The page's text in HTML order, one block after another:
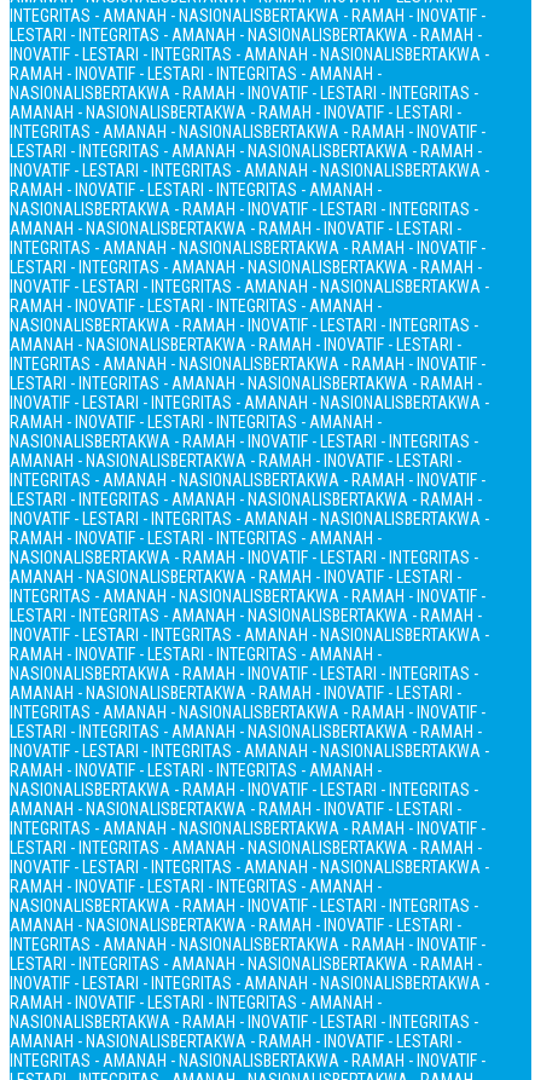
INTEGRITAS - AMANAH - NASIONALISBERTAKWA - RAMAH - INOVATIF -
LESTARI - INTEGRITAS - AMANAH - NASIONALISBERTAKWA - RAMAH -
INOVATIF - LESTARI - INTEGRITAS - AMANAH - NASIONALISBERTAKWA -
RAMAH - INOVATIF - LESTARI - INTEGRITAS - AMANAH -
NASIONALISBERTAKWA - RAMAH - INOVATIF - LESTARI - INTEGRITAS -
AMANAH - NASIONALISBERTAKWA - RAMAH - INOVATIF - LESTARI -
INTEGRITAS - AMANAH - NASIONALISBERTAKWA - RAMAH - INOVATIF -
LESTARI - INTEGRITAS - AMANAH - NASIONALISBERTAKWA - RAMAH -
INOVATIF - LESTARI - INTEGRITAS - AMANAH - NASIONALISBERTAKWA -
RAMAH - INOVATIF - LESTARI - INTEGRITAS - AMANAH -
NASIONALISBERTAKWA - RAMAH - INOVATIF - LESTARI - INTEGRITAS -
AMANAH - NASIONALISBERTAKWA - RAMAH - INOVATIF - LESTARI -
INTEGRITAS - AMANAH - NASIONALISBERTAKWA - RAMAH - INOVATIF -
LESTARI - INTEGRITAS - AMANAH - NASIONALISBERTAKWA - RAMAH -
INOVATIF - LESTARI - INTEGRITAS - AMANAH - NASIONALISBERTAKWA -
RAMAH - INOVATIF - LESTARI - INTEGRITAS - AMANAH -
NASIONALISBERTAKWA - RAMAH - INOVATIF - LESTARI - INTEGRITAS -
AMANAH - NASIONALISBERTAKWA - RAMAH - INOVATIF - LESTARI -
INTEGRITAS - AMANAH - NASIONALISBERTAKWA - RAMAH - INOVATIF -
LESTARI - INTEGRITAS - AMANAH - NASIONALISBERTAKWA - RAMAH -
INOVATIF - LESTARI - INTEGRITAS - AMANAH - NASIONALISBERTAKWA -
RAMAH - INOVATIF - LESTARI - INTEGRITAS - AMANAH -
NASIONALISBERTAKWA - RAMAH - INOVATIF - LESTARI - INTEGRITAS -
AMANAH - NASIONALISBERTAKWA - RAMAH - INOVATIF - LESTARI -
INTEGRITAS - AMANAH - NASIONALISBERTAKWA - RAMAH - INOVATIF -
LESTARI - INTEGRITAS - AMANAH - NASIONALISBERTAKWA - RAMAH -
INOVATIF - LESTARI - INTEGRITAS - AMANAH - NASIONALISBERTAKWA -
RAMAH - INOVATIF - LESTARI - INTEGRITAS - AMANAH -
NASIONALISBERTAKWA - RAMAH - INOVATIF - LESTARI - INTEGRITAS -
AMANAH - NASIONALISBERTAKWA - RAMAH - INOVATIF - LESTARI -
INTEGRITAS - AMANAH - NASIONALISBERTAKWA - RAMAH - INOVATIF -
LESTARI - INTEGRITAS - AMANAH - NASIONALISBERTAKWA - RAMAH -
INOVATIF - LESTARI - INTEGRITAS - AMANAH - NASIONALISBERTAKWA -
RAMAH - INOVATIF - LESTARI - INTEGRITAS - AMANAH -
NASIONALISBERTAKWA - RAMAH - INOVATIF - LESTARI - INTEGRITAS -
AMANAH - NASIONALISBERTAKWA - RAMAH - INOVATIF - LESTARI -
INTEGRITAS - AMANAH - NASIONALISBERTAKWA - RAMAH - INOVATIF -
LESTARI - INTEGRITAS - AMANAH - NASIONALISBERTAKWA - RAMAH -
INOVATIF - LESTARI - INTEGRITAS - AMANAH - NASIONALISBERTAKWA -
RAMAH - INOVATIF - LESTARI - INTEGRITAS - AMANAH -
NASIONALISBERTAKWA - RAMAH - INOVATIF - LESTARI - INTEGRITAS -
AMANAH - NASIONALISBERTAKWA - RAMAH - INOVATIF - LESTARI -
INTEGRITAS - AMANAH - NASIONALISBERTAKWA - RAMAH - INOVATIF -
LESTARI - INTEGRITAS - AMANAH - NASIONALISBERTAKWA - RAMAH -
INOVATIF - LESTARI - INTEGRITAS - AMANAH - NASIONALISBERTAKWA -
RAMAH - INOVATIF - LESTARI - INTEGRITAS - AMANAH -
NASIONALISBERTAKWA - RAMAH - INOVATIF - LESTARI - INTEGRITAS -
AMANAH - NASIONALISBERTAKWA - RAMAH - INOVATIF - LESTARI -
INTEGRITAS - AMANAH - NASIONALISBERTAKWA - RAMAH - INOVATIF -
LESTARI - INTEGRITAS - AMANAH - NASIONALISBERTAKWA - RAMAH -
INOVATIF - LESTARI - INTEGRITAS - AMANAH - NASIONALISBERTAKWA -
RAMAH - INOVATIF - LESTARI - INTEGRITAS - AMANAH -
NASIONALISBERTAKWA - RAMAH - INOVATIF - LESTARI - INTEGRITAS -
AMANAH - NASIONALISBERTAKWA - RAMAH - INOVATIF - LESTARI -
INTEGRITAS - AMANAH - NASIONALISBERTAKWA - RAMAH - INOVATIF -